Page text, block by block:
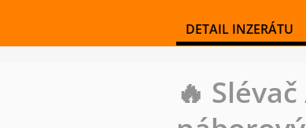
DETAIL INZERÁTU
🔥